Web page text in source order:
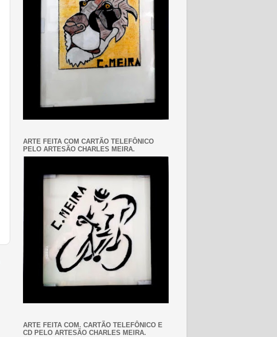
ARTE FEITA COM CARTÃO TELEFÔNICO
PELO ARTESÃO CHARLES MEIRA.
ARTE FEITA COM. CARTÃO TELEFÔNICO E
CD PELO ARTESÃO CHARLES MEIRA.